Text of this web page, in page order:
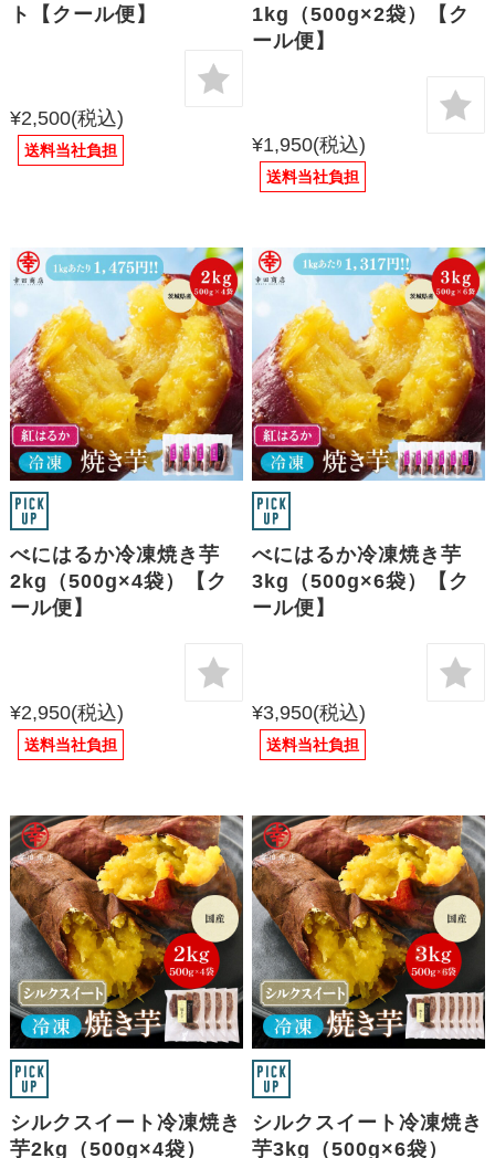
ト【クール便】
¥2,500(税込)
送料当社負担
1kg（500g×2袋）【ク
ール便】
¥1,950(税込)
送料当社負担
べにはるか冷凍焼き芋
2kg（500g×4袋）【ク
ール便】
¥2,950(税込)
送料当社負担
べにはるか冷凍焼き芋
3kg（500g×6袋）【ク
ール便】
¥3,950(税込)
送料当社負担
シルクスイート冷凍焼き
芋2kg（500g×4袋）
シルクスイート冷凍焼き
芋3kg（500g×6袋）